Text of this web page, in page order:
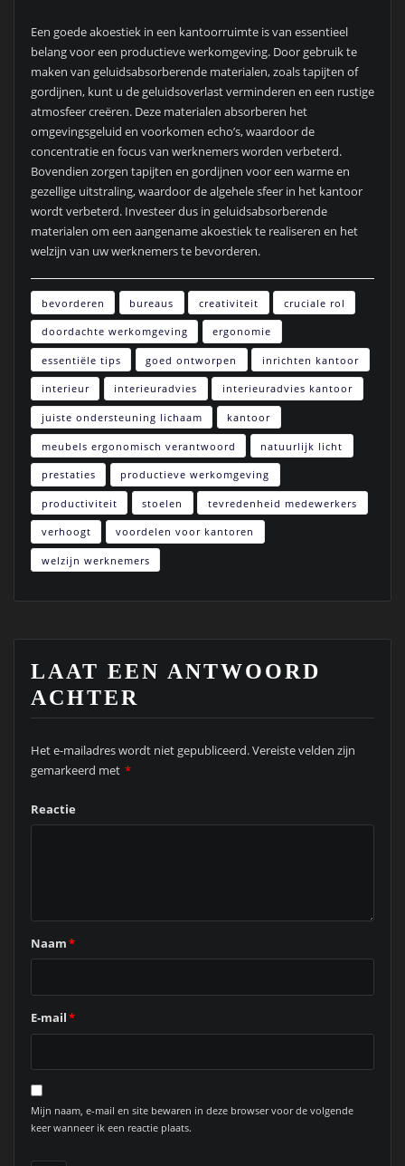
Een goede akoestiek in een kantoorruimte is van essentieel
belang voor een productieve werkomgeving. Door gebruik te
maken van geluidsabsorberende materialen, zoals tapijten of
gordijnen, kunt u de geluidsoverlast verminderen en een rustige
atmosfeer creëren. Deze materialen absorberen het
omgevingsgeluid en voorkomen echo’s, waardoor de
concentratie en focus van werknemers worden verbeterd.
Bovendien zorgen tapijten en gordijnen voor een warme en
gezellige uitstraling, waardoor de algehele sfeer in het kantoor
wordt verbeterd. Investeer dus in geluidsabsorberende
materialen om een aangename akoestiek te realiseren en het
welzijn van uw werknemers te bevorderen.
bevorderen bureaus creativiteit cruciale rol
doordachte werkomgeving ergonomie
essentiële tips goed ontworpen inrichten kantoor
interieur interieuradvies interieuradvies kantoor
juiste ondersteuning lichaam kantoor
meubels ergonomisch verantwoord natuurlijk licht
prestaties productieve werkomgeving
productiviteit stoelen tevredenheid medewerkers
verhoogt voordelen voor kantoren
welzijn werknemers
LAAT EEN ANTWOORD
ACHTER
Het e-mailadres wordt niet gepubliceerd.Vereiste velden zijn
gemarkeerd met *
Reactie
Naam*
E-mail*
Mijn naam, e-mail en site bewaren in deze browser voor de volgende
keer wanneer ik een reactie plaats.